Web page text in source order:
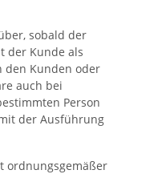
sobald der
der Kunde als
den Kunden oder
auch bei
Person
der Ausführung
ordnungsgemäßer